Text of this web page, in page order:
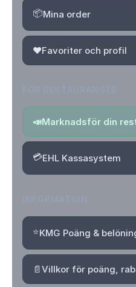
📦Mina order
❤️Favoriter och profil
📣Marknadsför din
💳EHL Kassasystem
⭐KMG Poäng &
📄Villkor för poäng,